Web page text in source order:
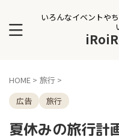
いろんなイベントや
HOME > 旅行 >
広告
旅行
夏休みの旅行計